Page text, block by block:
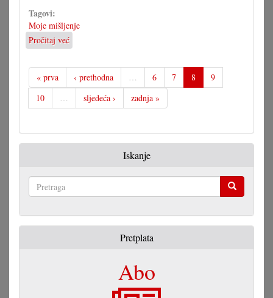
Tagovi:
Moje mišljenje
Pročitaj već
Tribamo
spametno
nakladničko
djelovanje
« prva ‹ prethodna … 6 7 8
9
10
… sljedeća › zadnja »
Iskanje
Pretplata
Abo